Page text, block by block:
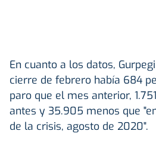
En cuanto a los datos,
cierre de febrero había 684
paro que el mes anterior,
antes y 35.905 menos que
de la crisis, agosto de 2020".